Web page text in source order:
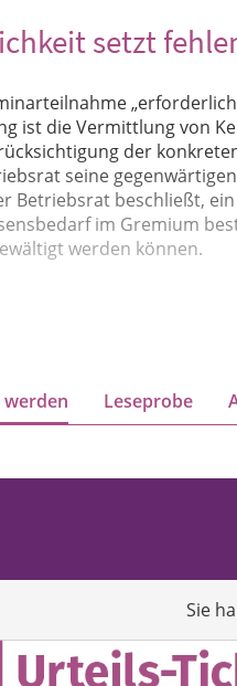
setzt
ist die Vermittlung von
der
seine
Betriebsrat beschließt,
im Gremium
werden können.
Leseprobe
Sie